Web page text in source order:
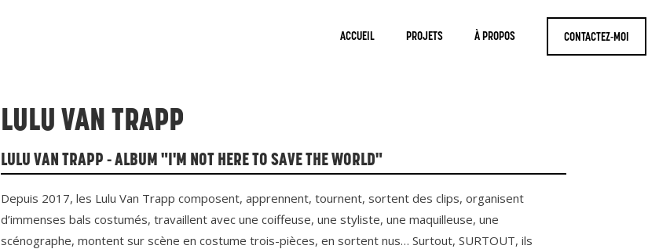
ACCUEIL PROJETS À PROPOS CONTACTEZ-MOI
LULU VAN TRAPP
LULU VAN TRAPP - ALBUM "I'M NOT HERE TO SAVE THE WORLD"
Depuis 2017, les Lulu Van Trapp composent, apprennent, tournent, sortent des clips, organisent
d’immenses bals costumés, travaillent avec une coiffeuse, une styliste, une maquilleuse, une
scénographe, montent sur scène en costume trois-pièces, en sortent nus… Surtout, SURTOUT, ils